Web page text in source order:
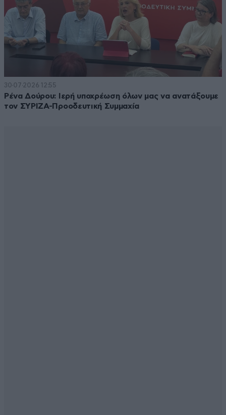
30·07·2026 12:55
Ρένα Δούρου: Ιερή υποχρέωση όλων μας να ανατάξουμε
τον ΣΥΡΙΖΑ-Προοδευτική Συμμαχία